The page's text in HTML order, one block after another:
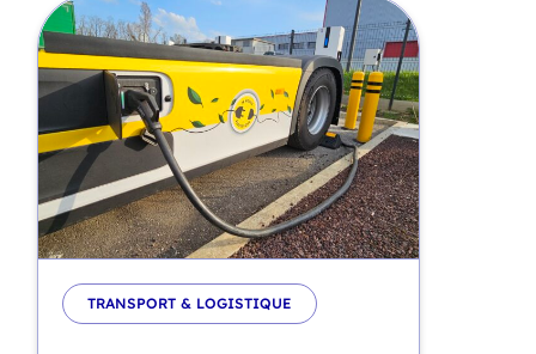
TRANSPORT & LOGISTIQUE